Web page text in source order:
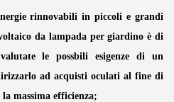
rinnovabili in piccoli e grandi
da lampada per giardino è di
le possbili esigenze di un
ad acquisti oculati al fine di
massima efficienza;